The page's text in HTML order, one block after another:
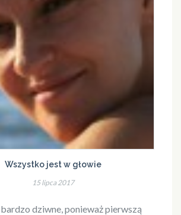
Wszystko jest w głowie
15 lipca 2017
dziwne, ponieważ pierwszą